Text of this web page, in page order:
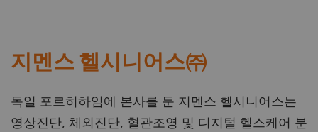
지멘스 헬시니어스㈜
독일 포르히하임에 본사를 둔 지멘스 헬시니어스는
영상진단, 체외진단, 혈관조영 및 디지털 헬스케어 분